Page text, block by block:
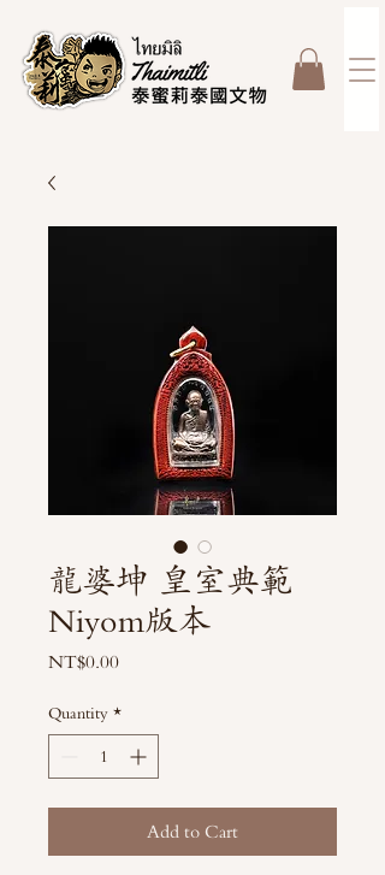
龍婆坤 皇室典範
Niyom版本
NT$0.00Price
Quantity *
Add to Cart